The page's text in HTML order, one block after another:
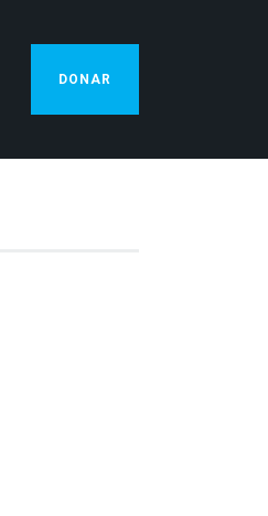
DONAR